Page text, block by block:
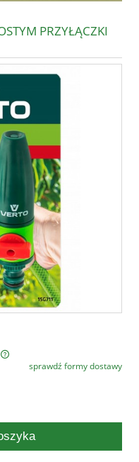
PRZYŁĄCZKI
płatności
sprawdź formy dostawy